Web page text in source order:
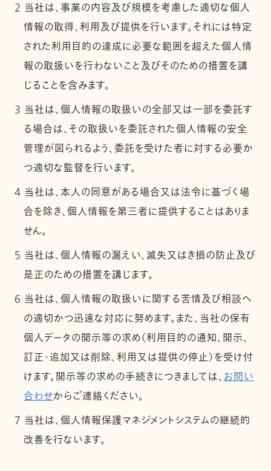
2 当社は、事業の内容及び規模を考慮した適切な個人
情報の取得、利用及び提供を行います。それには特定
された利用目的の達成に必要な範囲を超えた個人情
報の取扱いを行わないこと及びそのための措置を講
じることを含みます。
3 当社は、個人情報の取扱いの全部又は一部を委託す
る場合は、その取扱いを委託された個人情報の安全
管理が図られるよう、委託を受けた者に対する必要か
つ適切な監督を行います。
4 当社は、本人の同意がある場合又は法令に基づく場
合を除き、個人情報を第三者に提供することはありま
せん。
5 当社は、個人情報の漏えい、滅失又はき損の防止及び
是正のための措置を講じます。
6 当社は、個人情報の取扱いに関する苦情及び相談へ
の適切かつ迅速な対応に努めます。また、当社の保有
個人データの開示等の求め（利用目的の通知、開示、
訂正・追加又は削除、利用又は提供の停止）を受け付
けます。開示等の求めの手続きにつきましては、お問い
合わせからご連絡ください。
7 当社は、個人情報保護マネジメントシステムの継続的
改善を行ないます。